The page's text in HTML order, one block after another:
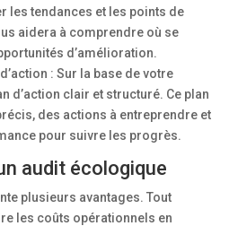
les tendances et les points de
aidera à comprendre où se
d’amélioration.
: Sur la base de votre
d’action clair et structuré. Ce plan
des actions à entreprendre et
pour suivre les progrès.
audit écologique
plusieurs avantages. Tout
les coûts opérationnels en